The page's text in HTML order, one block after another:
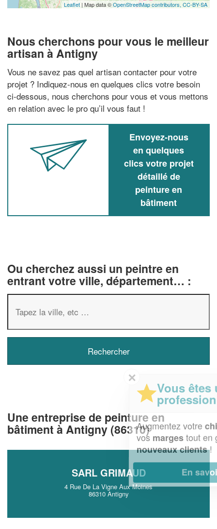
Leaflet | Map data ©OpenStreetMap contributors, CC-BY-SA
Nous cherchons pour vous le meilleur
artisan à Antigny
Vous ne savez pas quel artisan contacter pour votre
projet ? Indiquez-nous en quelques clics votre besoin
ci-dessous, nous cherchons pour vous et vous mettons
en relation avec le pro qu’il vous faut !
Envoyez-nous
en quelques
clics votre projet
détaillé de
peinture en
bâtiment
Ou cherchez aussi un peintre en
entrant votre ville, département… :
Une entreprise de peinture en
bâtiment à Antigny (86310)
SARL GRIMAUD
4 Rue De La Vigne Aux Moines
86310 Antigny
Vous êtes un
professionnel ?
Augmentez votrechiffre d'affaireset
vosmarges tout en gagnant de
nouveaux clients!
En savoir plus